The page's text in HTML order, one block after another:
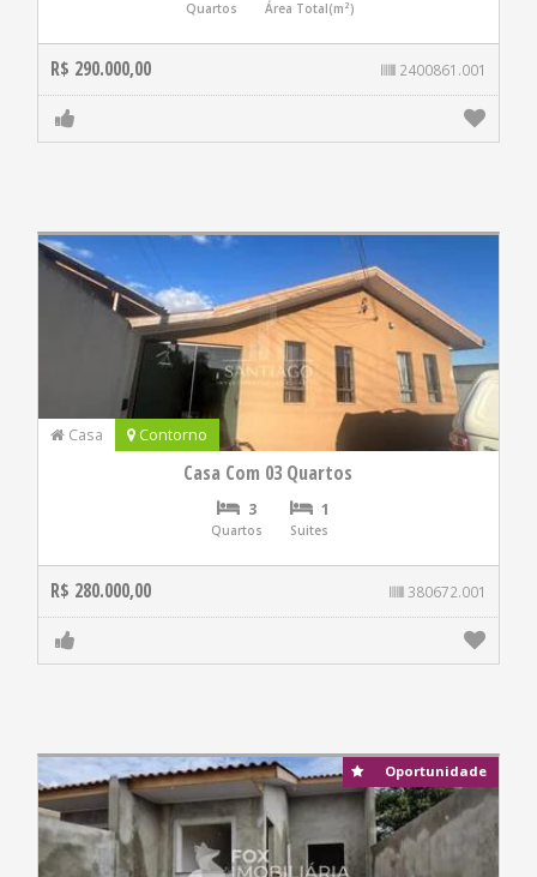
Quartos Área Total(m²)
R$ 290.000,00 2400861.001
Casa Contorno
Casa Com 03 Quartos
3
Quartos
1
Suites
R$ 280.000,00 380672.001
Oportunidade